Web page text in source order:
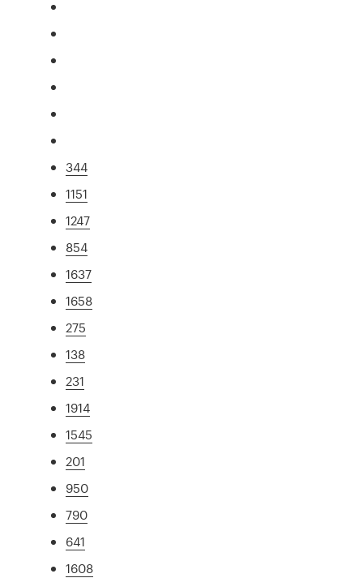
344
1151
1247
854
1637
1658
275
138
231
1914
1545
201
950
790
641
1608